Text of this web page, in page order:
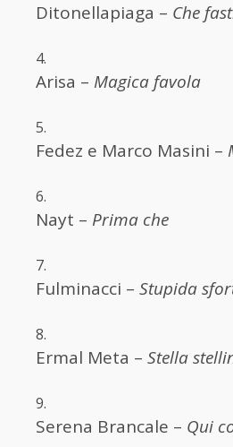
Ditonellapiaga – Che
Arisa – Magica favola
Fedez e Marco Masini –
Nayt – Prima che
Fulminacci – Stupida
Ermal Meta – Stella
Serena Brancale – Qui